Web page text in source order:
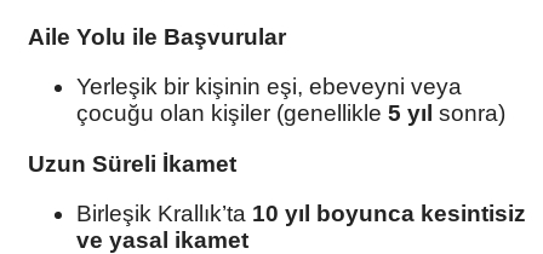
Aile Yolu ile Başvurular
Yerleşik bir kişinin eşi, ebeveyni veya
çocuğu olan kişiler (genellikle 5 yıl sonra)
Uzun Süreli İkamet
Birleşik Krallık’ta 10 yıl boyunca kesintisiz
ve yasal ikamet